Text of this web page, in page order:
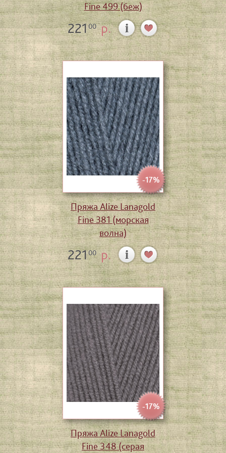
Fine 499 (беж)
22100р.
-17%
Пряжа Alize Lanagold
Fine 381 (морская
волна)
22100р.
-17%
Пряжа Alize Lanagold
Fine 348 (серая